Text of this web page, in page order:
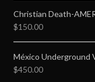
Christian Death-
$150.00
México Underground
$450.00